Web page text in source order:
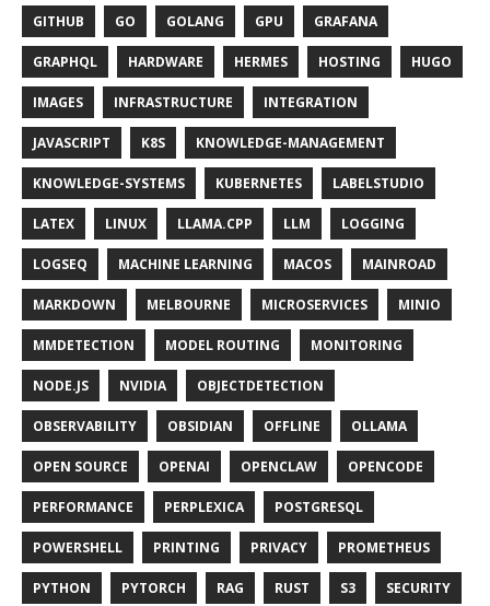
GITHUB GO GOLANG GPU GRAFANA
GRAPHQL HARDWARE HERMES HOSTING HUGO
IMAGES INFRASTRUCTURE INTEGRATION
JAVASCRIPT K8S KNOWLEDGE-MANAGEMENT
KNOWLEDGE-SYSTEMS KUBERNETES LABELSTUDIO
LATEX LINUX LLAMA.CPP LLM LOGGING
LOGSEQ MACHINE LEARNING MACOS MAINROAD
MARKDOWN MELBOURNE MICROSERVICES MINIO
MMDETECTION MODEL ROUTING MONITORING
NODE.JS NVIDIA OBJECTDETECTION
OBSERVABILITY OBSIDIAN OFFLINE OLLAMA
OPEN SOURCE OPENAI OPENCLAW OPENCODE
PERFORMANCE PERPLEXICA POSTGRESQL
POWERSHELL PRINTING PRIVACY PROMETHEUS
PYTHON PYTORCH RAG RUST S3 SECURITY